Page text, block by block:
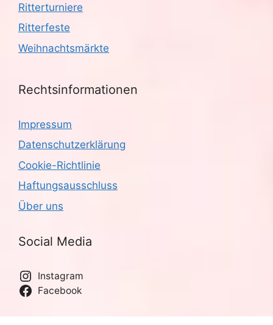
Ritterturniere
Ritterfeste
Weihnachtsmärkte
Rechtsinformationen
Impressum
Datenschutzerklärung
Cookie-Richtlinie
Haftungsausschluss
Über uns
Social Media
Instagram
Facebook